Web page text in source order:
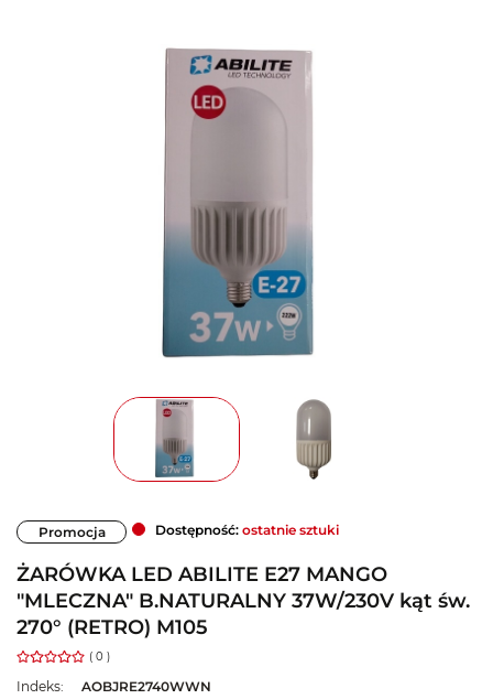
Promocja Dostępność: ostatnie sztuki
ŻARÓWKA LED ABILITE E27 MANGO
"MLECZNA" B.NATURALNY 37W/230V kąt św.
270° (RETRO) M105
( 0 )
Indeks:
AOBJRE2740WWN